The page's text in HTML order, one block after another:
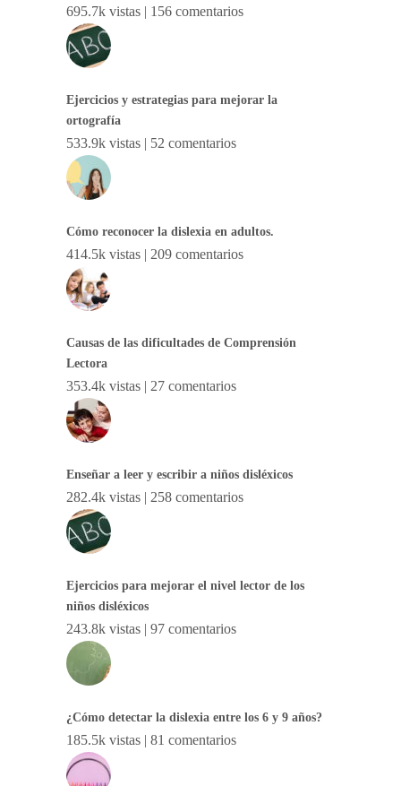
695.7k vistas | 156 comentarios
Ejercicios y estrategias para mejorar la
ortografía
533.9k vistas | 52 comentarios
Cómo reconocer la dislexia en adultos.
414.5k vistas | 209 comentarios
Causas de las dificultades de Comprensión
Lectora
353.4k vistas | 27 comentarios
Enseñar a leer y escribir a niños disléxicos
282.4k vistas | 258 comentarios
Ejercicios para mejorar el nivel lector de los
niños disléxicos
243.8k vistas | 97 comentarios
¿Cómo detectar la dislexia entre los 6 y 9 años?
185.5k vistas | 81 comentarios